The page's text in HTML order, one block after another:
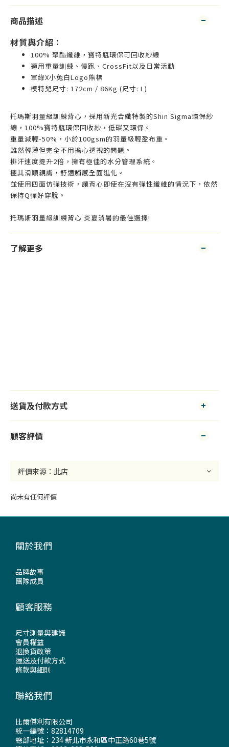
商品描述
材質與介紹：
100% 聚酯纖維，寶特瓶環保可回收紗線
適用重量訓練、慢跑、CrossFit以及日常活動
軍綠X小兔白Logo熊標
模特兒尺寸: 172cm / 86Kg (尺寸: L)
托瑪斯羽量級訓練背心，採用新光合纖特製的Shin Sigma環保紗
線，100%寶特瓶環保回收紗，低碳又環保。
重量減輕-50%，小於100gsm的羽量級輕盈布重。
雖然輕薄但完全不用擔心透視的問題。
排汗速度提升2倍，擁有極佳的水分管理系統。
極其滑順親膚，舒適觸感全面進化。
並使用四面仿彈技術，讓背心即使在沒有彈性纖維的情況下，依然
保持Q彈好穿脫。
托瑪斯羽量級訓練背心 炎夏消暑的最佳選擇!
了解更多
送貨及付款方式
顧客評價
尚未有任何評價
關於我們
品牌故事
團隊成員
顧客服務
尺寸測量與建議
會員權益
退換貨政策
運送及付款方式
條款與細則
聯絡我們
比爾傑利有限公司
統一編號：82814709
總部地址：234 新北市永和區中正路60巷5號